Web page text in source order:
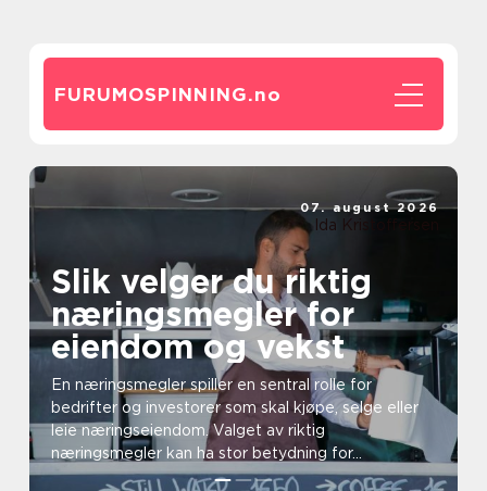
FURUMOSPINNING.no
Slik velger du riktig
næringsmegler for
eiendom og vekst
En næringsmegler spiller en sentral rolle for
bedrifter og investorer som skal kjøpe, selge eller
leie næringseiendom. Valget av riktig
næringsmegler kan ha stor betydning for...
07. august 2026
Ida Kristoffersen